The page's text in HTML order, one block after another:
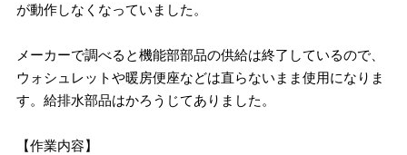
が動作しなくなっていました。
メーカーで調べると機能部部品の供給は終了しているので、
ウォシュレットや暖房便座などは直らないまま使用になりま
す。給排水部品はかろうじてありました。
【作業内容】